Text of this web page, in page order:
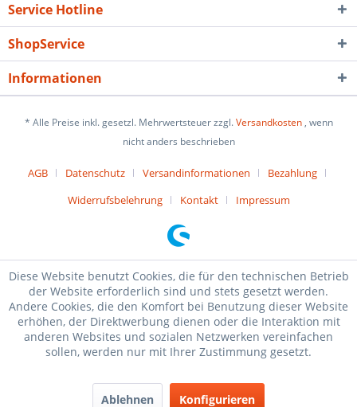
Service Hotline
ShopService
Informationen
* Alle Preise inkl. gesetzl. Mehrwertsteuer zzgl.Versandkosten, wenn
nicht anders beschrieben
AGB Datenschutz Versandinformationen
Bezahlung
Widerrufsbelehrung
Kontakt Impressum
Diese Website benutzt Cookies, die für den technischen Betrieb
der Website erforderlich sind und stets gesetzt werden.
Andere Cookies, die den Komfort bei Benutzung dieser Website
erhöhen, der Direktwerbung dienen oder die Interaktion mit
anderen Websites und sozialen Netzwerken vereinfachen
sollen, werden nur mit Ihrer Zustimmung gesetzt.
Ablehnen Konfigurieren